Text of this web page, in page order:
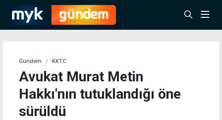
Gündem KKTC
Avukat Murat Metin
Hakkı'nın tutuklandığı öne
sürüldü